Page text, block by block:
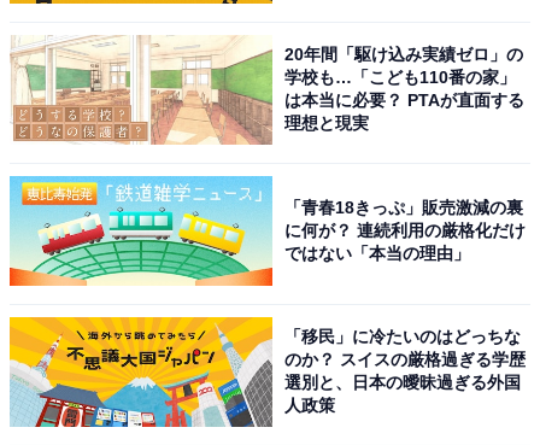
20年間「駆け込み実績ゼロ」の
学校も…「こども110番の家」
は本当に必要？ PTAが直面する
理想と現実
「青春18きっぷ」販売激減の裏
に何が？ 連続利用の厳格化だけ
ではない「本当の理由」
「移民」に冷たいのはどっちな
のか？ スイスの厳格過ぎる学歴
選別と、日本の曖昧過ぎる外国
人政策